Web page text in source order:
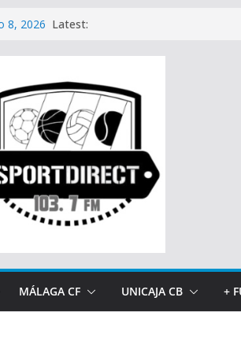
8, 2026 Latest:
MÁLAGA CF UNICAJA CB +